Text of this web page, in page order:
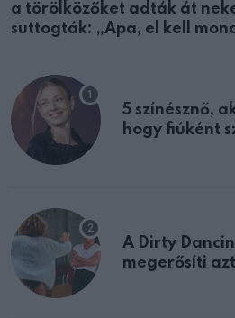
a törölközőket adták át
suttogták: „Apa, el kell
5 színésznő,
hogy fiúként
A Dirty
megerősíti